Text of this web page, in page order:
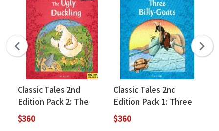
Classic Tales 2nd
Edition Pack 2: The
Ugly Duckling (with
Audio Download Access
$360
Classic Tales 2nd
Edition Pack 1: Three
Billy-Goats (with Audio
Download Access
$360